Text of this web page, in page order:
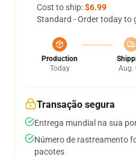
Cost to ship:$6.99
Standard - Order today to
Production
Today
Aug.
Transação segura
Entrega mundial na sua
Número de rastreamento
pacotes